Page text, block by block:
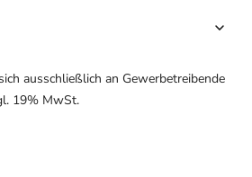
ausschließlich an Gewerbetreibende
19% MwSt.